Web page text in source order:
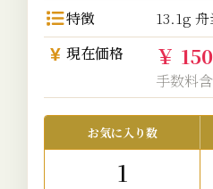
特徴
13.1g
現在価格
￥
手数料
お気に入り数
1